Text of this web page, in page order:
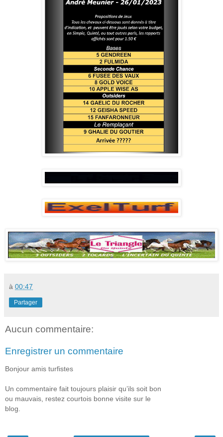
à 00:47
Partager
Aucun commentaire:
Enregistrer un commentaire
Bonjour amis turfistes
Un commentaire fait toujours plaisir qu’ils soit bon
ou mauvais, restez courtois bonne visite sur le
blog.